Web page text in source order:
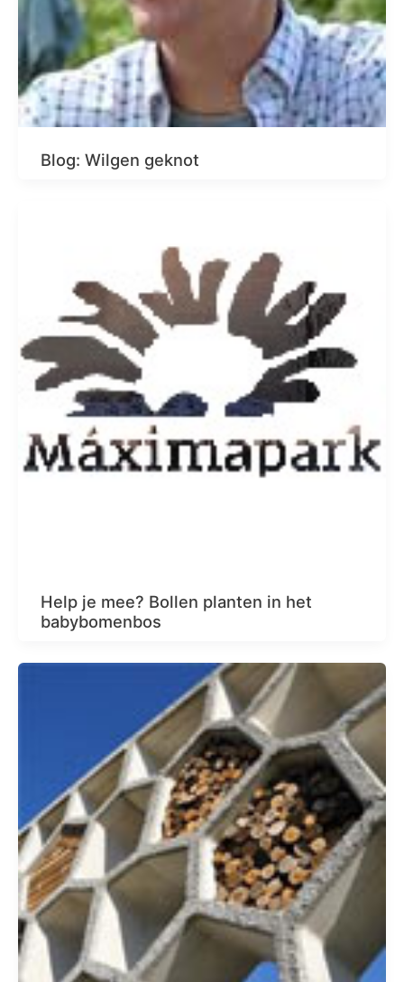
Blog: Wilgen geknot
Help je mee? Bollen planten in het
babybomenbos